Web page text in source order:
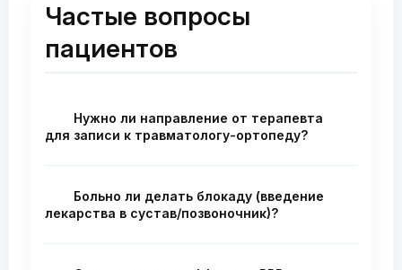
Частые вопросы
пациентов
Нужно ли направление от терапевта
для записи к травматологу-ортопеду?
можете записаться ко мне на приём
самостоятельно — как в частную
Больно ли делать блокаду (введение
лекарства в сустав/позвоночник)?
местной анестезии. Перед введением